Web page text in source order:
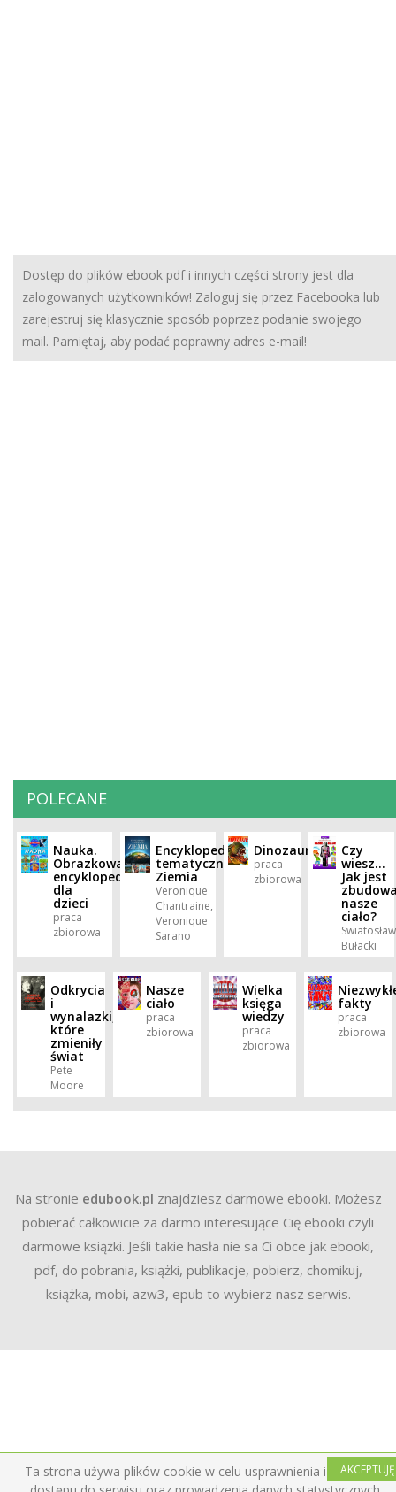
Ta strona używa plików cookie w celu usprawnienia i ułatwienia
AKCEPTUJĘ
Dostęp do plików ebook pdf i innych części strony jest dla
zalogowanych użytkowników! Zaloguj się przez Facebooka lub
zarejestruj się klasycznie sposób poprzez podanie swojego
mail. Pamiętaj, aby podać poprawny adres e-mail!
POLECANE
Nauka.
Obrazkowa
encyklopedia
dla
dzieci
praca
zbiorowa
Encyklopedia
tematyczna.
Ziemia
Veronique
Chantraine,
Veronique
Sarano
Dinozaury
praca
zbiorowa
Czy
wiesz...
Jak jest
nasze
ciało?
Swiatosław
Bułacki
Odkrycia
i
wynalazki,
które
zmieniły
świat
Pete
Moore
Nasze
ciało
praca
zbiorowa
Wielka
księga
wiedzy
praca
zbiorowa
fakty
praca
zbiorowa
Na stronie edubook.pl znajdziesz darmowe ebooki. Możesz
pobierać całkowicie za darmo interesujące Cię ebooki czyli
darmowe książki. Jeśli takie hasła nie sa Ci obce jak ebooki,
pdf, do pobrania, książki, publikacje, pobierz, chomikuj,
książka, mobi, azw3, epub to wybierz nasz serwis.